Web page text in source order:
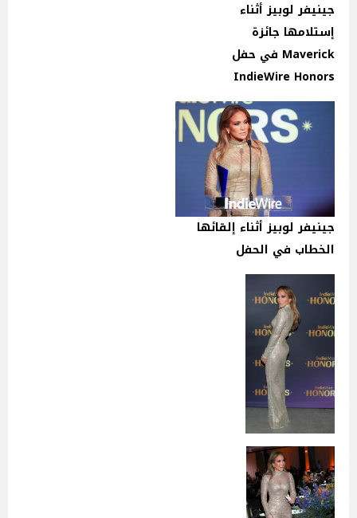
جينيفر لوبيز أثناء
إستلامها جائزة
Maverick في حفل
IndieWire Honors
جينيفر لوبيز أثناء إلقائها
الخطاب في الحفل